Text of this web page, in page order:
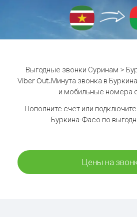
Выгодные звонки Суринам >
Viber Out.Минута звонка в
и мобильные номера
Пополните счёт или
Буркина-Фасо по
Цены на